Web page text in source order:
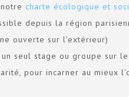
charte écologique et
depuis la région
ouverte sur l’extérieur)
seul stage ou groupe sur
pour incarner au mieux